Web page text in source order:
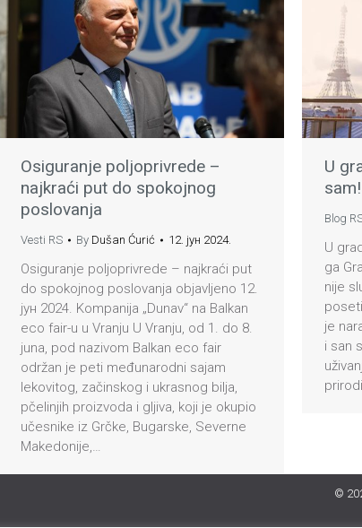
Osiguranje poljoprivrede –
najkraći put do spokojnog
poslovanja
Vesti RS By Dušan Ćurić 12. јун 2024.
Osiguranje poljoprivrede – najkraći put
do spokojnog poslovanja objavljeno 12.
јун 2024. Kompanija „Dunav“ na Balkan
eco fair-u u Vranju U Vranju, od 1. do 8.
juna, pod nazivom Balkan eco fair
održan je peti međunarodni sajam
lekovitog, začinskog i ukrasnog bilja,
pčelinjih proizvoda i gljiva, koji je okupio
učesnike iz Grčke, Bugarske, Severne
Makedonije,…
U
sam!
Blog
U
ga
nije
je
i san
©